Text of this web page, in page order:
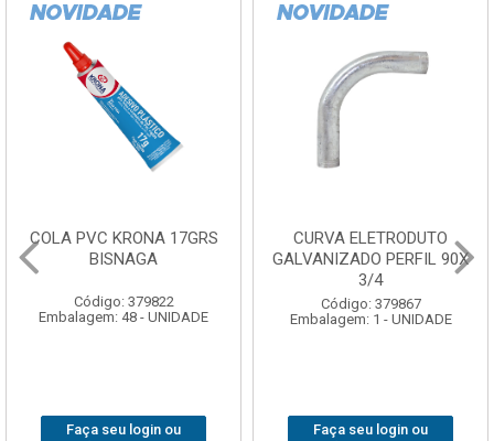
COLA PVC KRONA 17GRS
BISNAGA
Código: 379822
Embalagem: 48 - UNIDADE
Faça seu login ou
CURVA ELETRODUTO
GALVANIZADO PERFIL 90X
3/4
Código: 379867
Embalagem: 1 - UNIDADE
Faça seu login ou